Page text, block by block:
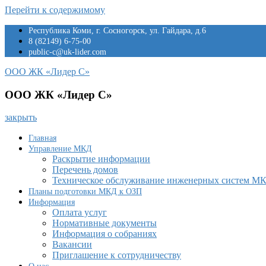
Перейти к содержимому
Республика Коми, г. Сосногорск, ул. Гайдара, д.6
8 (82149) 6-75-00
public-c@uk-lider.com
ООО ЖК «Лидер С»
ООО ЖК «Лидер С»
закрыть
Главная
Управление МКД
Раскрытие информации
Перечень домов
Техническое обслуживание инженерных систем
Планы подготовки МКД к ОЗП
Информация
Оплата услуг
Нормативные документы
Информация о собраниях
Вакансии
Приглашение к сотрудничеству